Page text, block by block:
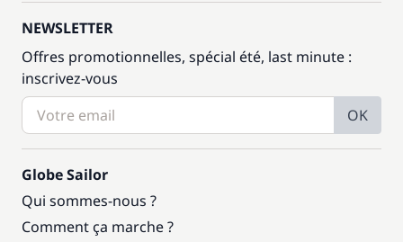
NEWSLETTER
Offres promotionnelles, spécial été, last minute :
inscrivez-vous
OK
Globe Sailor
Qui sommes-nous ?
Comment ça marche ?